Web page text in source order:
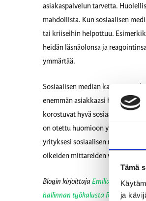
Tämä
ja
asiakaspalvelun tarvetta.
mahdollista. Kun sosiaalisen
tai kriiseihin helpottuu.
heidän läsnäolonsa ja
ymmärtää.
Sosiaalisen median kanavat
enemmän asiakkaasi
korostuvat hyvä sosiaalisen
on otettu huomioon yrityksen
yrityksesi sosiaalisen median
oikeiden mittareiden valinta
Blogin kirjoittajaEmilia Meyer-
hallinnan työkalusta